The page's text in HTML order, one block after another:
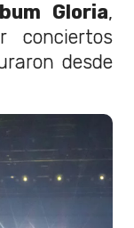
Gloria,
conciertos
desde